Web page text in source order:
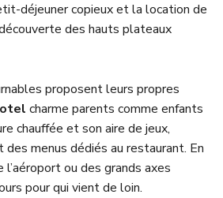
déjeuner copieux et la location de
des hauts plateaux
proposent leurs propres
charme parents comme enfants
chauffée et son aire de jeux,
des menus dédiés au restaurant. En
ou des grands axes
pour qui vient de loin.